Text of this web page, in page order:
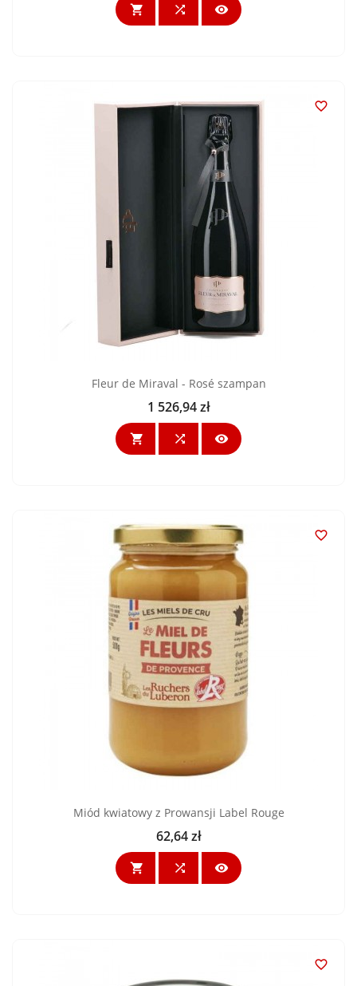
  

Fleur de Miraval - Rosé szampan
Cena
1 526,94 zł
  

Miód kwiatowy z Prowansji Label Rouge
Cena
62,64 zł
  
